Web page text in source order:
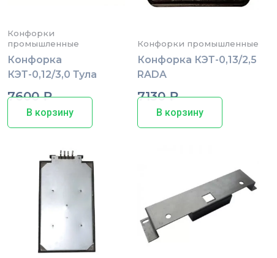
Конфорки
промышленные
Конфорка
КЭТ-0,12/3,0 Тула
7600₽
В корзину
Конфорки промышленные
Конфорка КЭТ-0,13/2,5
RADA
7130₽
В корзину